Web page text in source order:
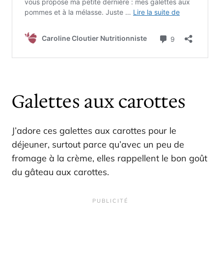
Galettes aux carottes
J’adore ces galettes aux carottes pour le
déjeuner, surtout parce qu’avec un peu de
fromage à la crème, elles rappellent le bon goût
du gâteau aux carottes.